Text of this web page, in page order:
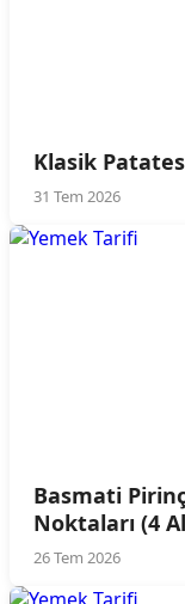
Klasik
31 Tem 2026
Basmati
Noktaları (4
26 Tem 2026